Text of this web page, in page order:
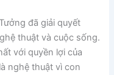
đã giải quyết
thuật và cuộc sống.
với quyền lợi của
nghệ thuật vì con